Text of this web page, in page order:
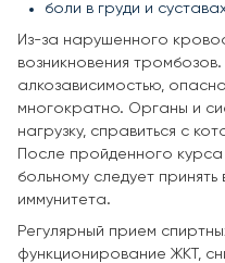
боли в груди и
Из-за нарушенного
возникновения
алкозависимостью,
многократно. Органы и
нагрузку, справиться с
После пройденного
больному следует
иммунитета.
Регулярный прием
функционирование ЖКТ,